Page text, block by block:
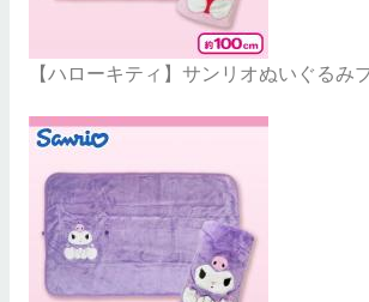
【ハローキティ】サンリオぬいぐるみ